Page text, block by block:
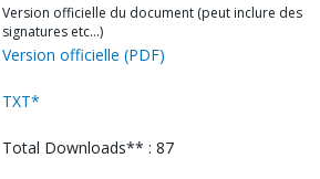
Version officielle du document (peut inclure des
signatures etc…)
Version officielle (PDF)
TXT*
Total Downloads** : 87